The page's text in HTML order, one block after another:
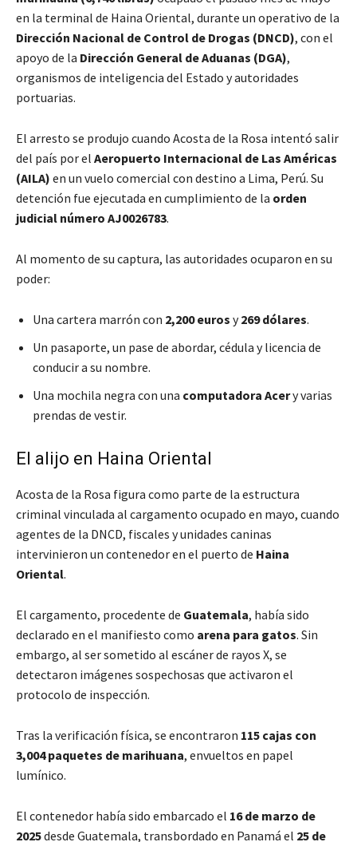
en la terminal de Haina Oriental, durante un operativo de la
Dirección Nacional de Control de Drogas (DNCD), con el
apoyo de la Dirección General de Aduanas (DGA),
organismos de inteligencia del Estado y autoridades
portuarias.
El arresto se produjo cuando Acosta de la Rosa intentó salir
del país por el Aeropuerto Internacional de Las Américas
(AILA) en un vuelo comercial con destino a Lima, Perú. Su
detención fue ejecutada en cumplimiento de la orden
judicial número AJ0026783.
Al momento de su captura, las autoridades ocuparon en su
poder:
Una cartera marrón con 2,200 euros y269 dólares.
Un pasaporte, un pase de abordar, cédula y licencia de
conducir a su nombre.
Una mochila negra con una computadora Acery varias
prendas de vestir.
El alijo en Haina Oriental
Acosta de la Rosa figura como parte de la estructura
criminal vinculada al cargamento ocupado en mayo, cuando
agentes de la DNCD, fiscales y unidades caninas
intervinieron un contenedor en el puerto de Haina
Oriental.
El cargamento, procedente de Guatemala, había sido
declarado en el manifiesto como arena para gatos. Sin
embargo, al ser sometido al escáner de rayos X, se
detectaron imágenes sospechosas que activaron el
protocolo de inspección.
Tras la verificación física, se encontraron 115 cajas con
3,004 paquetes de marihuana, envueltos en papel
lumínico.
El contenedor había sido embarcado el 16 de marzo de
2025desde Guatemala, transbordado en Panamá el 25 de